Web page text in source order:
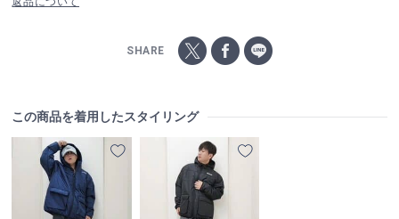
SHARE
この商品を着用したスタイリング